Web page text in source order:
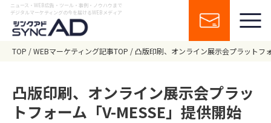
ニュース・WEB広告・ツール・事例・ノウハウまで
デジタルマーケティングの今を届けるWEBメディア
TOP WEBマーケティング記事TOP 凸版印刷、オンライン展示会プラットフ
凸版印刷、オンライン展示会プラッ
トフォーム「V-MESSE」提供開始